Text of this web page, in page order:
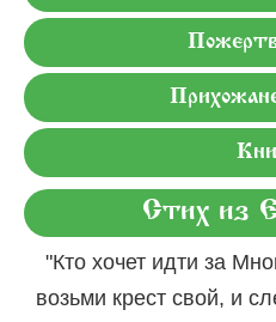
Стих из
"Кто хочет идти за
возьми крест свой, и